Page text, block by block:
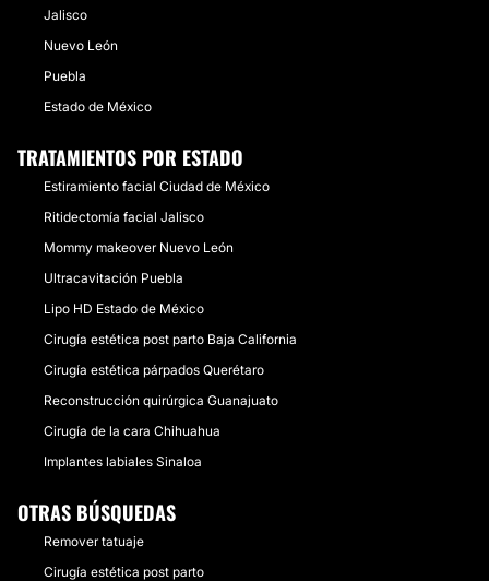
Jalisco
Nuevo León
Puebla
Estado de México
TRATAMIENTOS POR ESTADO
Estiramiento facial Ciudad de México
Ritidectomía facial Jalisco
Mommy makeover Nuevo León
Ultracavitación Puebla
Lipo HD Estado de México
Cirugía estética post parto Baja California
Cirugía estética párpados Querétaro
Reconstrucción quirúrgica Guanajuato
Cirugía de la cara Chihuahua
Implantes labiales Sinaloa
OTRAS BÚSQUEDAS
Remover tatuaje
Cirugía estética post parto